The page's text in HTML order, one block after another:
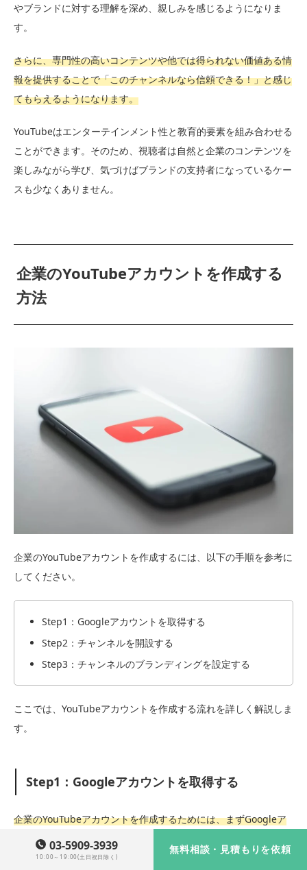
やブランドに対する理解を深め、親しみを感じるようになりま
す。
さらに、専門性の高いコンテンツや他では得られない価値ある情
報を提供することで「このチャンネルなら信頼できる！」と感じ
てもらえるようになります。
YouTubeはエンターテインメント性と教育的要素を組み合わせる
ことができます。そのため、視聴者は自然と企業のコンテンツを
楽しみながら学び、気づけばブランドの支持者になっているケー
スも少なくありません。
企業のYouTubeアカウントを作成する
方法
企業のYouTubeアカウントを作成するには、以下の手順を参考に
してください。
Step1：Googleアカウントを取得する
Step2：チャンネルを開設する
Step3：チャンネルのブランディングを設定する
ここでは、YouTubeアカウントを作成する流れを詳しく解説しま
す。
Step1：Googleアカウントを取得する
企業のYouTubeアカウントを作成するためには、まずGoogleア
カウントが必要です。GoogleアカウントはYouTubeをはじめ、
Googleの各種サービスと連携できるため、ビジネス用として新
03-5909-3939
10:00～19:00(土日祝日除く)
無料相談・見積もりを依頼